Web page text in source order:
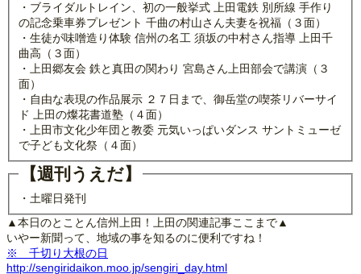
・ブライダルトレイン、初の一般挙式 上田電鉄 別所線 手作り
の記念乗車券プレゼント 千曲の村山さん夫妻を祝福（３面）
・生徒が味噌造り体験 信州の名工 須坂の中村さん指導 上田千
曲高（３面）
・上田郷友会 鉄と真田の関わり 宮島さん上田部会で講演（３
面）
・自由な表現の作品展示 ２７日まで、御岳堂の喫茶リバーサイ
ド 上田の燦花書道塾（４面）
・上田市文化少年団と教委 元気いっぱいダンス サントミューゼ
で子ども文化祭（４面）
【週刊うえだ】
・土曜日発刊
▲本日のとことん信州上田！上田の関連記事ここまで▲
いやー新聞って、地域の事を知るのに便利ですね！
※ 千切り大根の日
http://sengiridaikon.moo.jp/sengiri_day.html